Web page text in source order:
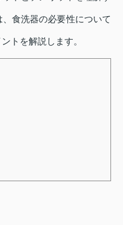
食洗器の必要性について
トを解説します。